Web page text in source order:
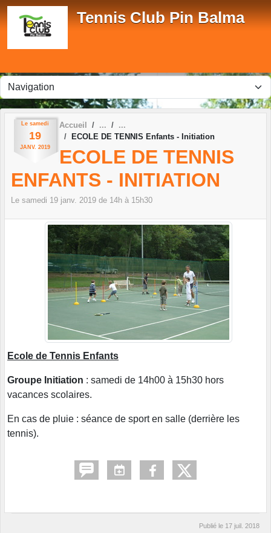
Tennis Club Pin Balma
Le samedi
19
JANV. 2019
Accueil
ECOLE DE TENNIS Enfants - Initiation
ECOLE DE TENNIS
ENFANTS - INITIATION
Le samedi 19 janv. 2019 de 14h à 15h30
Ecole de Tennis Enfants
Groupe Initiation : samedi de 14h00 à 15h30 hors
vacances scolaires.
En cas de pluie : séance de sport en salle (derrière les
tennis).
Publié le 17 juil. 2018
Panneau de gestion des cookies